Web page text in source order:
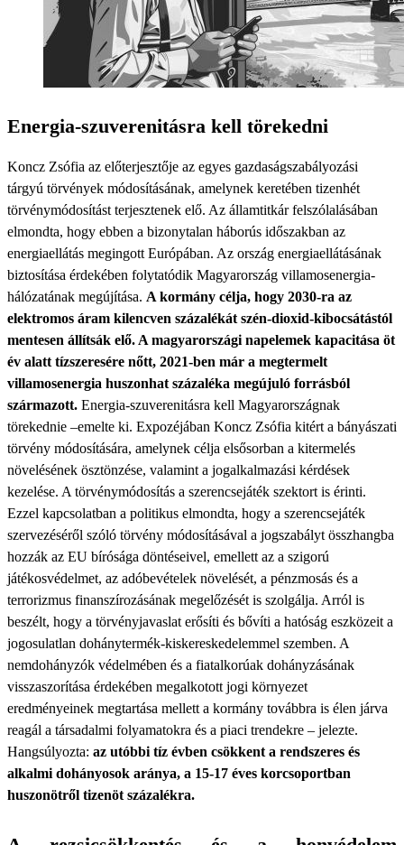
Energia-szuverenitásra kell törekedni
Koncz Zsófia az előterjesztője az egyes gazdaságszabályozási
tárgyú törvények módosításának, amelynek keretében tizenhét
törvénymódosítást terjesztenek elő. Az államtitkár felszólalásában
elmondta, hogy ebben a bizonytalan háborús időszakban az
energiaellátás megingott Európában. Az ország energiaellátásának
biztosítása érdekében folytatódik Magyarország villamosenergia-
hálózatának megújítása. A kormány célja, hogy 2030-ra az
elektromos áram kilencven százalékát szén-dioxid-kibocsátástól
mentesen állítsák elő. A magyarországi napelemek kapacitása öt
év alatt tízszeresére nőtt, 2021-ben már a megtermelt
villamosenergia huszonhat százaléka megújuló forrásból
származott. Energia-szuverenitásra kell Magyarországnak
törekednie –emelte ki. Expozéjában Koncz Zsófia kitért a bányászati
törvény módosítására, amelynek célja elsősorban a kitermelés
növelésének ösztönzése, valamint a jogalkalmazási kérdések
kezelése. A törvénymódosítás a szerencsejáték szektort is érinti.
Ezzel kapcsolatban a politikus elmondta, hogy a szerencsejáték
szervezéséről szóló törvény módosításával a jogszabályt összhangba
hozzák az EU bírósága döntéseivel, emellett az a szigorú
játékosvédelmet, az adóbevételek növelését, a pénzmosás és a
terrorizmus finanszírozásának megelőzését is szolgálja. Arról is
beszélt, hogy a törvényjavaslat erősíti és bővíti a hatóság eszközeit a
jogosulatlan dohánytermék-kiskereskedelemmel szemben. A
nemdohányzók védelmében és a fiatalkorúak dohányzásának
visszaszorítása érdekében megalkotott jogi környezet
eredményeinek megtartása mellett a kormány továbbra is élen járva
reagál a társadalmi folyamatokra és a piaci trendekre – jelezte.
Hangsúlyozta: az utóbbi tíz évben csökkent a rendszeres és
alkalmi dohányosok aránya, a 15-17 éves korcsoportban
huszonötről tizenöt százalékra.